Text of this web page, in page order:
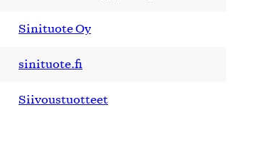
Sinituote Oy
sinituote.fi
Siivoustuotteet